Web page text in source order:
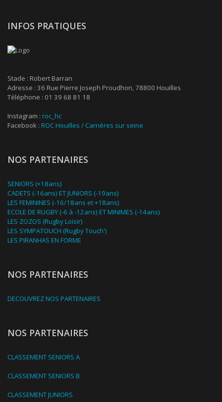
INFOS PRATIQUES
Stade : Robert Barran
Adresse : 36 Rue Pierre Joseph Proudhon, 78800 Houilles
Téléphone : 01 39 68 81 18
Instagram : roc_hc
Facebook : ROC Houilles / Carrières sur seine
NOS PARTENAIRES
SENIORS (+18ans)
CADETS (-16ans) ET JUNIORS (-19ans)
LES FEMININES (-16/18ans et +18ans)
ECOLE DE RUGBY (-6 à -12ans) ET MINIMES (-14ans)
LES ZOZOS (Rugby Loisir)
LES SYMPATOUCH (Rugby Touch')
LES PIRANHAS EN FORME
NOS PARTENAIRES
DECOUVREZ NOS PARTENAIRES
NOS PARTENAIRES
CLASSEMENT SENIORS A
CLASSEMENT SENIORS B
CLASSEMENT JUNIORS